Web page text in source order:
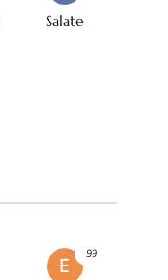
Salate
E
99